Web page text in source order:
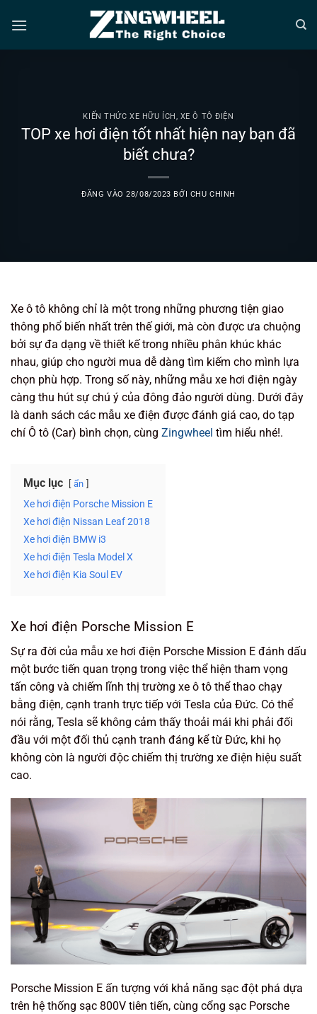
qua
KIẾN THỨC XE HỮU ÍCH, XE Ô TÔ ĐIỆN
TOP xe hơi điện tốt nhất hiện nay bạn đã
biết chưa?
ĐĂNG VÀO28/08/2023 BỞI CHU CHINH
Xe ô tô không chỉ là một trong những phương tiện giao
thông phổ biến nhất trên thế giới, mà còn được ưa chuộng
bởi sự đa dạng về thiết kế trong nhiều phân khúc khác
nhau, giúp cho người mua dễ dàng tìm kiếm cho mình lựa
chọn phù hợp. Trong số này, những mẫu xe hơi điện ngày
càng thu hút sự chú ý của đông đảo người dùng. Dưới đây
là danh sách các mẫu xe điện được đánh giá cao, do tạp
chí Ô tô (Car) bình chọn, cùng Zingwheel tìm hiểu nhé!.
Mục lục ẩn
Xe hơi điện Porsche Mission E
Xe hơi điện Nissan Leaf 2018
Xe hơi điện BMW i3
Xe hơi điện Tesla Model X
Xe hơi điện Kia Soul EV
Xe hơi điện Porsche Mission E
Sự ra đời của mẫu xe hơi điện Porsche Mission E đánh dấu
một bước tiến quan trọng trong việc thể hiện tham vọng
tấn công và chiếm lĩnh thị trường xe ô tô thể thao chạy
bằng điện, cạnh tranh trực tiếp với Tesla của Đức. Có thể
nói rằng, Tesla sẽ không cảm thấy thoải mái khi phải đối
đầu với một đối thủ cạnh tranh đáng kể từ Đức, khi họ
không còn là người độc chiếm thị trường xe điện hiệu suất
cao.
Porsche Mission E ấn tượng với khả năng sạc đột phá dựa
trên hệ thống sạc 800V tiên tiến, cùng cổng sạc Porsche